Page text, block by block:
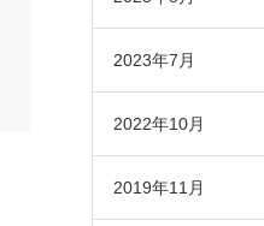
2023年7月
2022年10月
2019年11月